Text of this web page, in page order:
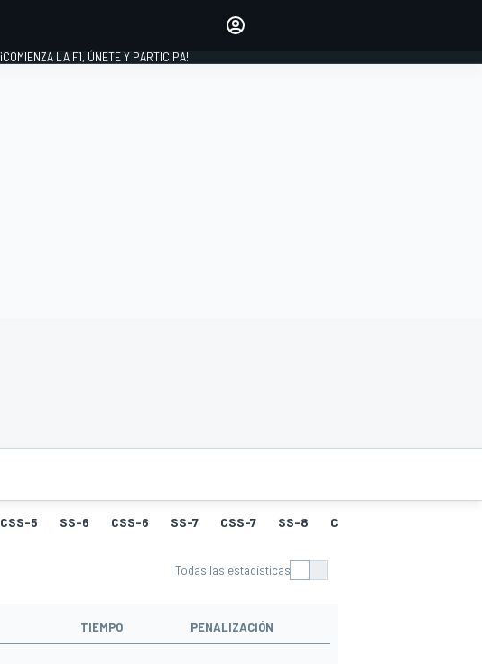
INICIAR SESIÓN
¡COMIENZA LA F1, ÚNETE Y PARTICIPA!
CSS-5 SS-6 CSS-6 SS-7 CSS-7 SS-8 CSS-8
Todas las estadísticas
TIEMPO PENALIZACIÓN